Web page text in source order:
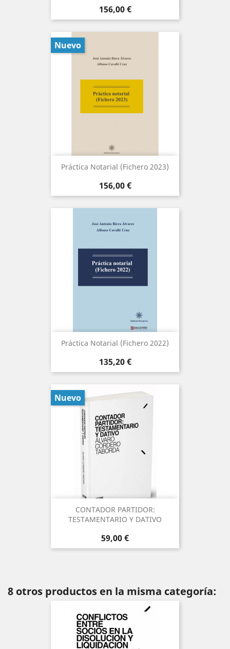
Precio
156,00 €
Práctica Notarial (Fichero 2023)
Precio
156,00 €
Nuevo
Práctica Notarial (Fichero 2022)
Precio
135,20 €
CONTADOR PARTIDOR:
TESTAMENTARIO Y DATIVO
Precio
59,00 €
Nuevo
8 otros productos en la misma categoría: